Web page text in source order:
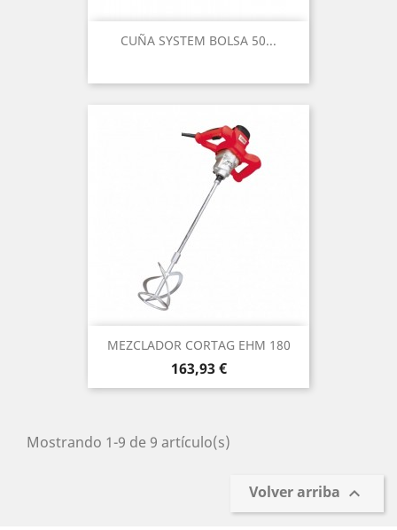
CUÑA SYSTEM BOLSA 50...
MEZCLADOR CORTAG EHM 180
Precio
163,93 €
Mostrando 1-9 de 9 artículo(s)
Volver arriba 